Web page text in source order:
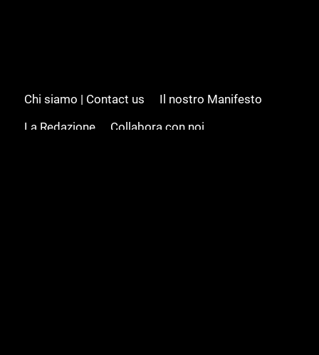
Chi siamo | Contact us
Il nostro Manifesto
La Redazione
Collabora con noi